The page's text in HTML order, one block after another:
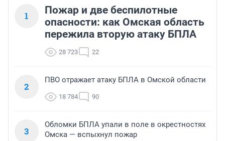
1
Пожар и две беспилотные
опасности: как Омская область
пережила вторую атаку БПЛА
28 723 22
2
ПВО отражает атаку БПЛА в Омской области
18 784 90
3
Обломки БПЛА упали в поле в окрестностях
Омска — вспыхнул пожар